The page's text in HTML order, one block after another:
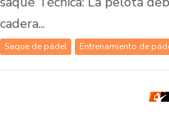
cadera...
Saque de pádel Entrenamiento de